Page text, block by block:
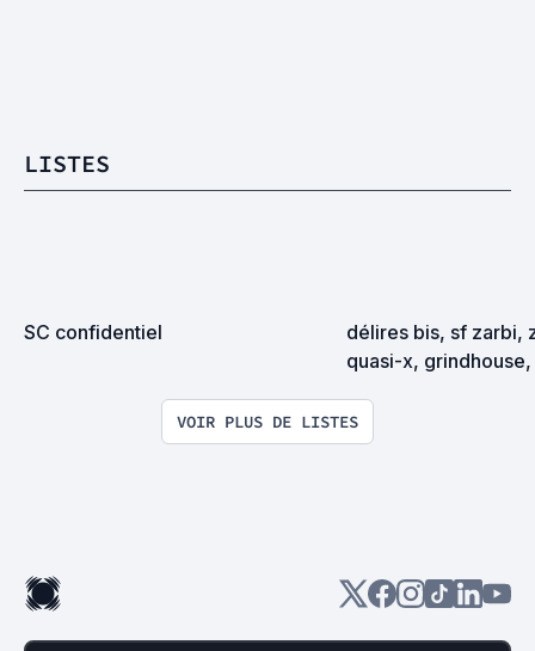
LISTES
SC confidentiel
délires bis, sf zarbi,
quasi-x,
VOIR PLUS DE LISTES